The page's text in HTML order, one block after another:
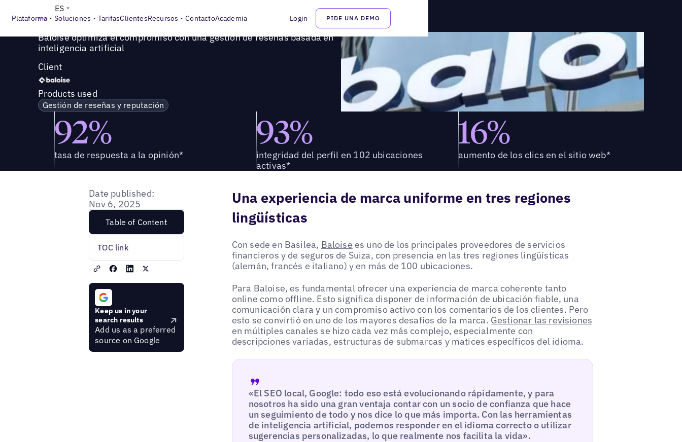
Plataforma Soluciones TarifasClientesRecursos ContactoAcademia Login PIDE UNA DEMO
ES
Success Story
Baloise optimiza el compromiso con una gestión de reseñas basada en
inteligencia artificial
Client
Products used
Gestión de reseñas y reputación
92%
tasa de respuesta a la opinión*
93%
integridad del perfil en 102 ubicaciones
activas*
16%
aumento de los clics en el sitio web*
Date published:
Nov 6, 2025
Table of Content
TOC link
Keep us in your
search results
Add us as a preferred
source on Google
Una experiencia de marca uniforme en tres regiones
lingüísticas
Con sede en Basilea, Baloise es uno de los principales proveedores de servicios
financieros y de seguros de Suiza, con presencia en las tres regiones lingüísticas
(alemán, francés e italiano) y en más de 100 ubicaciones.
Para Baloise, es fundamental ofrecer una experiencia de marca coherente tanto
online como offline. Esto significa disponer de información de ubicación fiable, una
comunicación clara y un compromiso activo con los comentarios de los clientes. Pero
esto se convirtió en uno de los mayores desafíos de la marca. Gestionar las revisiones
en múltiples canales se hizo cada vez más complejo, especialmente con
descripciones variadas, estructuras de submarcas y matices específicos del idioma.
«El SEO local, Google: todo eso está evolucionando rápidamente, y para
nosotros ha sido una gran ventaja contar con un socio de confianza que hace
un seguimiento de todo y nos dice lo que más importa. Con las herramientas
de inteligencia artificial, podemos responder en el idioma correcto o utilizar
sugerencias personalizadas, lo que realmente nos facilita la vida».